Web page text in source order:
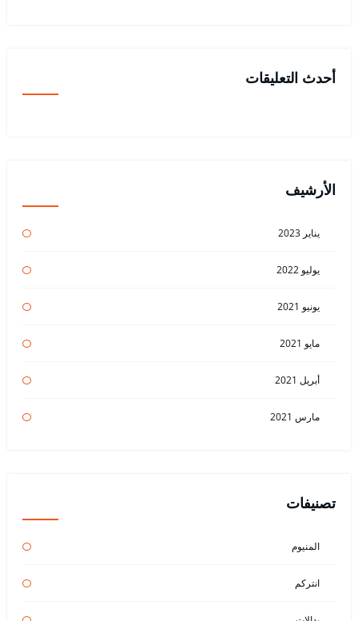
أحدث التعليقات
الأرشيف
يناير 2023
يوليو 2022
يونيو 2021
مايو 2021
أبريل 2021
مارس 2021
تصنيفات
المنيوم
انتركم